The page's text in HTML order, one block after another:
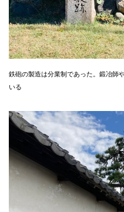
鉄砲の製造は分業制であった。鍛冶師
いる